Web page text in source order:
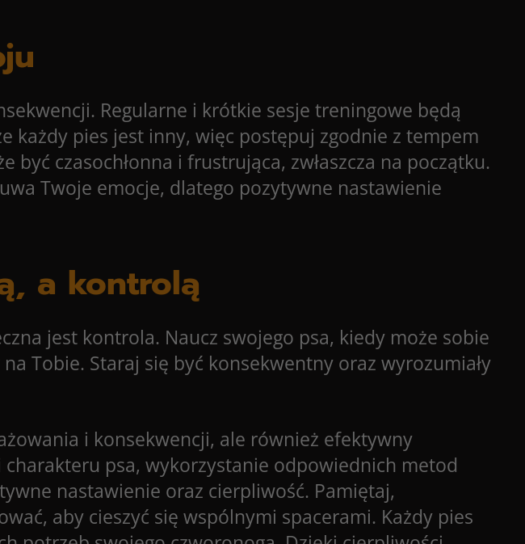
Regularne i krótkie sesje treningowe będą
każdy pies jest inny, więc postępuj zgodnie z tempem
czasochłonna i frustrująca, zwłaszcza na początku.
Twoje emocje, dlatego pozytywne nastawienie
a kontrolą
jest kontrola. Naucz swojego psa, kiedy może sobie
Tobie. Staraj się być konsekwentny oraz wyrozumiały
i konsekwencji, ale również efektywny
psa, wykorzystanie odpowiednich metod
nastawienie oraz cierpliwość. Pamiętaj,
aby cieszyć się wspólnymi spacerami. Każdy pies